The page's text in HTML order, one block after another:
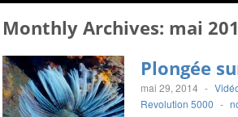
Monthly Archives: mai
Plongée
mai 29, 2014 -
Revolution 5000 -